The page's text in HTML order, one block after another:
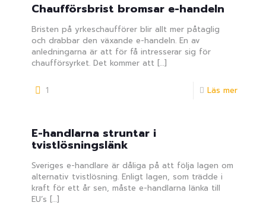
Chaufförsbrist bromsar e-handeln
Bristen på yrkeschaufförer blir allt mer påtaglig
och drabbar den växande e-handeln. En av
anledningarna är att för få intresserar sig för
chaufförsyrket. Det kommer att […]
1 Läs mer
E-handlarna struntar i
tvistlösningslänk
Sveriges e-handlare är dåliga på att följa lagen om
alternativ tvistlösning. Enligt lagen, som trädde i
kraft för ett år sen, måste e-handlarna länka till
EU’s […]